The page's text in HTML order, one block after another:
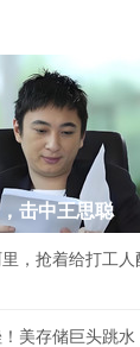
击中王思聪
，抢着给打工人
美存储巨头跳水